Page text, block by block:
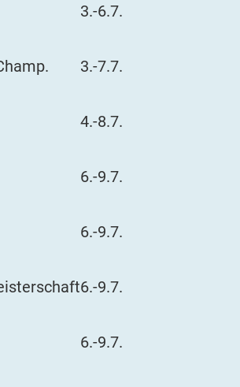
3.-6.7.
3.-7.7.
4.-8.7.
6.-9.7.
6.-9.7.
6.-9.7.
6.-9.7.